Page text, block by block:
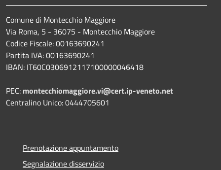
Comune di Montecchio Maggiore
Via Roma, 5 - 36075 - Montecchio Maggiore
Codice Fiscale: 00163690241
Partita IVA: 00163690241
IBAN: IT60C0306912117100000046418
PEC: montecchiomaggiore.vi@cert.ip-veneto.net
Centralino Unico: 0444705601
Prenotazione appuntamento
Segnalazione disservizio